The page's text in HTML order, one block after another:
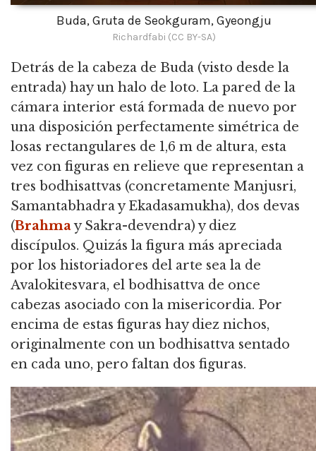
Buda, Gruta de Seokguram, Gyeongju
Richardfabi (CC BY-SA)
Detrás de la cabeza de Buda (visto desde la
entrada) hay un halo de loto. La pared de la
cámara interior está formada de nuevo por
una disposición perfectamente simétrica de
losas rectangulares de 1,6 m de altura, esta
vez con figuras en relieve que representan a
tres bodhisattvas (concretamente Manjusri,
Samantabhadra y Ekadasamukha), dos devas
(Brahmay Sakra-devendra) y diez
discípulos. Quizás la figura más apreciada
por los historiadores del arte sea la de
Avalokitesvara, el bodhisattva de once
cabezas asociado con la misericordia. Por
encima de estas figuras hay diez nichos,
originalmente con un bodhisattva sentado
en cada uno, pero faltan dos figuras.